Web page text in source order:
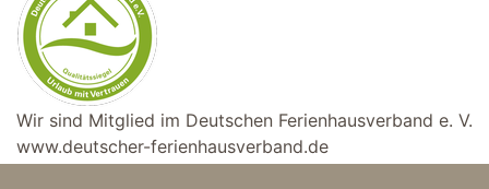
Wir sind Mitglied im Deutschen Ferienhausverband e. V.
www.deutscher-ferienhausverband.de